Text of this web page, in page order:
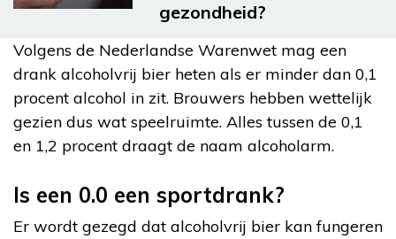
gezondheid?
Volgens de Nederlandse Warenwet mag een
drank alcoholvrij bier heten als er minder dan 0,1
procent alcohol in zit. Brouwers hebben wettelijk
gezien dus wat speelruimte. Alles tussen de 0,1
en 1,2 procent draagt de naam alcoholarm.
Is een 0.0 een sportdrank?
Er wordt gezegd dat alcoholvrij bier kan fungeren